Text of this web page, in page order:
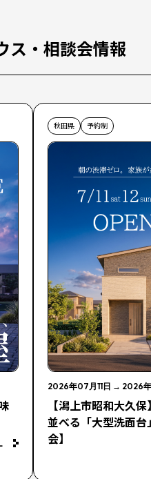
ス・相談会情報
秋田県 予約制
2026年07月11日 → 2026
【潟上市昭和大久
並べる「大型洗面
会】